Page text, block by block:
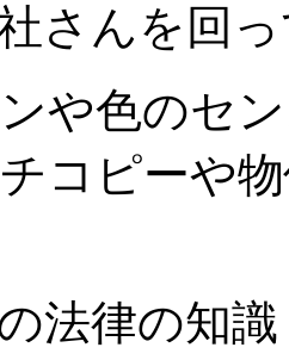
さんを回
や色のセ
コピーや
法律の知識